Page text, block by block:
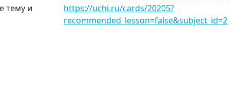
тему и
https://uchi.ru/cards/20205?
recommended_lesson=false&subject_id=2